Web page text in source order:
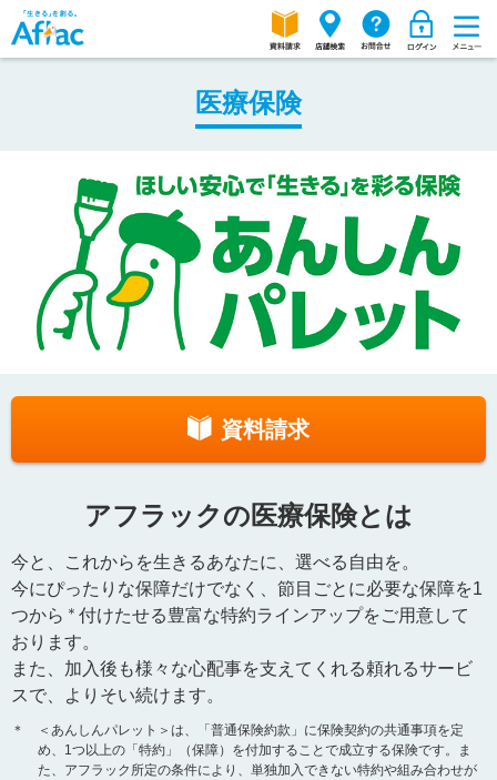
医療保険
資料請求
アフラックの医療保険とは
今と、これからを生きるあなたに、選べる自由を。
今にぴったりな保障だけでなく、節目ごとに必要な保障を1
つから ＊ 付けたせる豊富な特約ラインアップをご用意して
おります。
また、加入後も様々な心配事を支えてくれる頼れるサービ
スで、よりそい続けます。
＊
＜あんしんパレット＞は、「普通保険約款」に保険契約の共通事項を定
め、1つ以上の「特約」（保障）を付加することで成立する保険です。ま
た、アフラック所定の条件により、単独加入できない特約や組み合わせが